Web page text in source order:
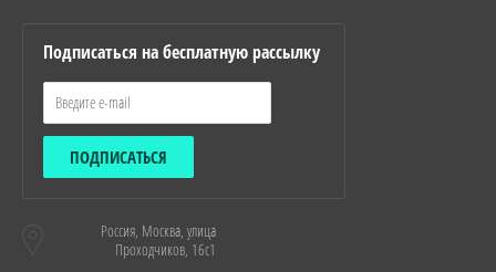
Подписаться на бесплатную рассылку
ПОДПИСАТЬСЯ
Россия, Москва, улица
Проходчиков, 16с1